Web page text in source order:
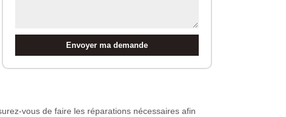
vous de faire les réparations nécessaires afin